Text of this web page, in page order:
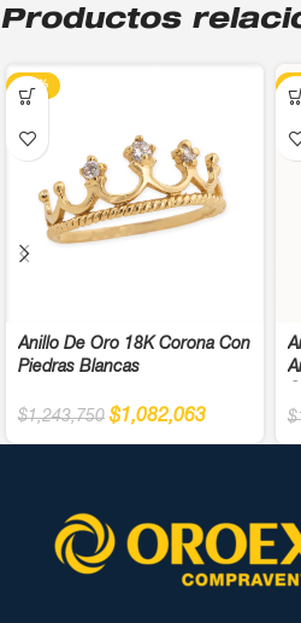
Productos
-13%
Anillo De Oro 18K Corona Con
Piedras Blancas
$1,243,750 $1,082,063
-
$